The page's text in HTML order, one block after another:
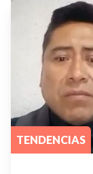
TENDENCIAS